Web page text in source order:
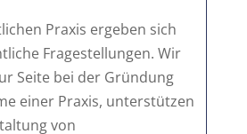
Praxis ergeben sich
Fragestellungen. Wir
Seite bei der Gründung
einer Praxis, unterstützen
von